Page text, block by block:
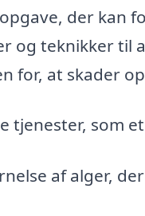
der kan
og teknikker til
for, at skader
tjenester, som
af alger,